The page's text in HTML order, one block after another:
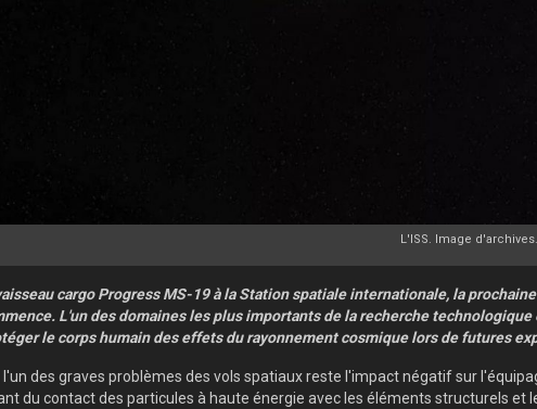
L'ISS. Image d'archives.
cargo Progress MS-19 à la Station spatiale internationale, la
L'un des domaines les plus importants de la recherche
le corps humain des effets du rayonnement cosmique lors de futures
des graves problèmes des vols spatiaux reste l'impact négatif sur
du contact des particules à haute énergie avec les éléments structurels et